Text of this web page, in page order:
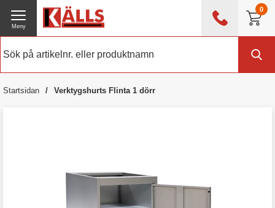
0
0476 - 214 80
Meny
Startsidan Verktygshurts Flinta 1 dörr